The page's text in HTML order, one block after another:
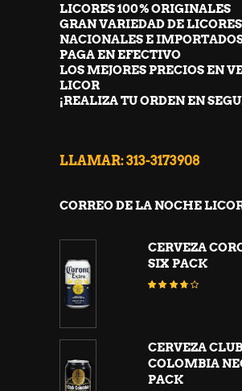
LICORES 100% ORIGINALES
GRAN VARIEDAD DE LICORES
NACIONALES E
PAGA EN EFECTIVO
LOS MEJORES PRECIOS EN
LICOR
¡REALIZA TU ORDEN EN
LLAMAR: 313-3173908
CORREO DE LA NOCHE
CERVEZA
SIX PACK
CERVEZA CLUB
COLOMBIA
PACK